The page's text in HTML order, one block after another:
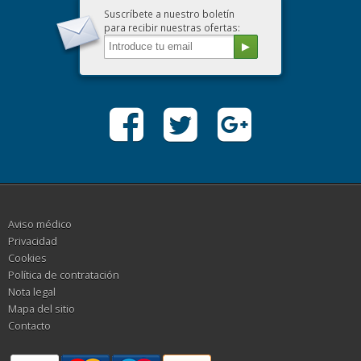
Suscríbete a nuestro boletín
para recibir nuestras ofertas:
Aviso médico
Privacidad
Cookies
Política de contratación
Nota legal
Mapa del sitio
Contacto